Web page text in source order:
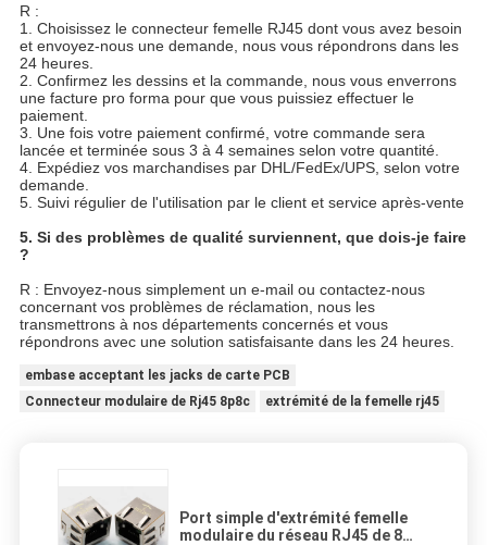
R :
1. Choisissez le connecteur femelle RJ45 dont vous avez besoin
et envoyez-nous une demande, nous vous répondrons dans les
24 heures.
2. Confirmez les dessins et la commande, nous vous enverrons
une facture pro forma pour que vous puissiez effectuer le
paiement.
3. Une fois votre paiement confirmé, votre commande sera
lancée et terminée sous 3 à 4 semaines selon votre quantité.
4. Expédiez vos marchandises par DHL/FedEx/UPS, selon votre
demande.
5. Suivi régulier de l'utilisation par le client et service après-vente
5. Si des problèmes de qualité surviennent, que dois-je faire
?
R : Envoyez-nous simplement un e-mail ou contactez-nous
concernant vos problèmes de réclamation, nous les
transmettrons à nos départements concernés et vous
répondrons avec une solution satisfaisante dans les 24 heures.
embase acceptant les jacks de carte PCB
Connecteur modulaire de Rj45 8p8c
extrémité de la femelle rj45
Port simple d'extrémité femelle
modulaire du réseau RJ45 de 8